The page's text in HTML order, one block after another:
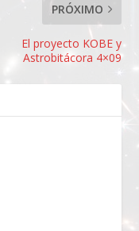
PRÓXIMO
El proyecto KOBE y
Astrobitácora 4×09